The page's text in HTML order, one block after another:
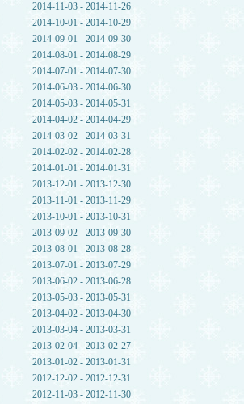
2014-11-03 - 2014-11-26
2014-10-01 - 2014-10-29
2014-09-01 - 2014-09-30
2014-08-01 - 2014-08-29
2014-07-01 - 2014-07-30
2014-06-03 - 2014-06-30
2014-05-03 - 2014-05-31
2014-04-02 - 2014-04-29
2014-03-02 - 2014-03-31
2014-02-02 - 2014-02-28
2014-01-01 - 2014-01-31
2013-12-01 - 2013-12-30
2013-11-01 - 2013-11-29
2013-10-01 - 2013-10-31
2013-09-02 - 2013-09-30
2013-08-01 - 2013-08-28
2013-07-01 - 2013-07-29
2013-06-02 - 2013-06-28
2013-05-03 - 2013-05-31
2013-04-02 - 2013-04-30
2013-03-04 - 2013-03-31
2013-02-04 - 2013-02-27
2013-01-02 - 2013-01-31
2012-12-02 - 2012-12-31
2012-11-03 - 2012-11-30